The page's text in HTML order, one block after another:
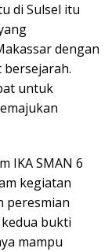
di Sulsel itu
dengan
untuk
IKA SMAN 6
kegiatan
peresmian
bukti
mampu